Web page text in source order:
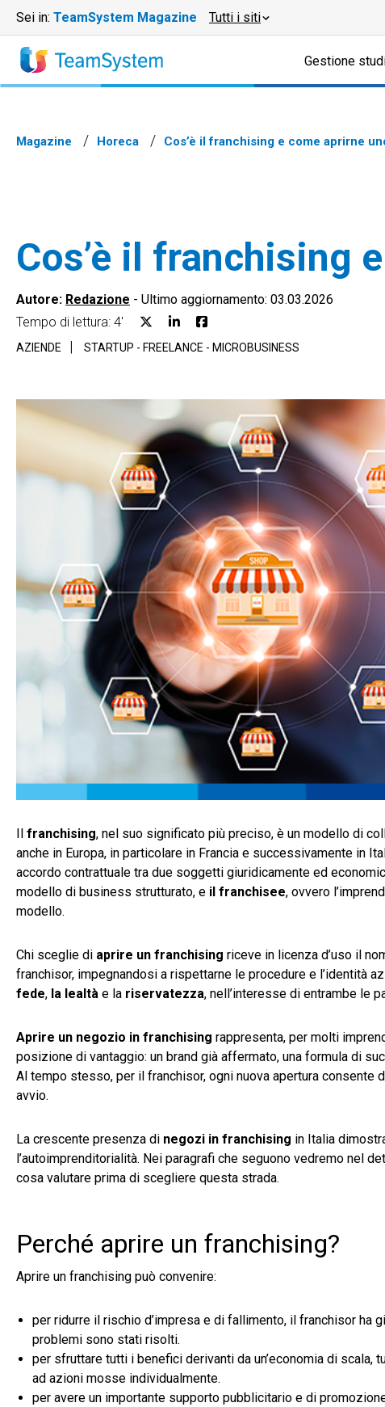
Sei in: TeamSystem Magazine Tutti i siti
Gestione
Magazine Horeca Cos’è il franchising e come aprirne
Cos’è il franchising
Autore: Redazione - Ultimo aggiornamento: 03.03.2026
Tempo di lettura: 4'
AZIENDE STARTUP - FREELANCE - MICROBUSINESS
franchising, nel suo significato più preciso, è un modello di
anche in Europa, in particolare in Francia e successivamente in
accordo contrattuale tra due soggetti giuridicamente ed
modello di business strutturato, e il franchisee, ovvero
modello.
Chi sceglie di aprire un franchising riceve in licenza d’uso il
franchisor, impegnandosi a rispettarne le procedure e l’identità
fede, la lealtà e la riservatezza, nell’interesse di entrambe le
Aprire un negozio in franchising rappresenta, per molti
posizione di vantaggio: un brand già affermato, una formula di
Al tempo stesso, per il franchisor, ogni nuova apertura
avvio.
La crescente presenza di negozi in franchising in Italia
l’autoimprenditorialità. Nei paragrafi che seguono vedremo nel
cosa valutare prima di scegliere questa strada.
Perché aprire un franchising?
Aprire un franchising può convenire:
per ridurre il rischio d’impresa e di fallimento, il franchisor
problemi sono stati risolti.
per sfruttare tutti i benefici derivanti da un’economia di
ad azioni mosse individualmente.
per avere un importante supporto pubblicitario e di